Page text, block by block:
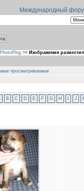
Международный
PhotoPlog >> Изображения
просматриваемые
B C D E F G H J